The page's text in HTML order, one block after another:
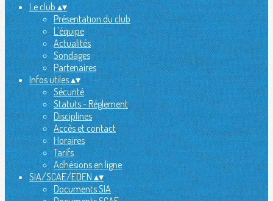
Le club▴▾
Présentation du club
L'équipe
Actualités
Sondages
Partenaires
Infos utiles▴▾
Sécurité
Statuts - Réglement
Disciplines
Accès et contact
Horaires
Tarifs
Adhésions en ligne
SIA/SCAE/EDEN▴▾
Documents SIA